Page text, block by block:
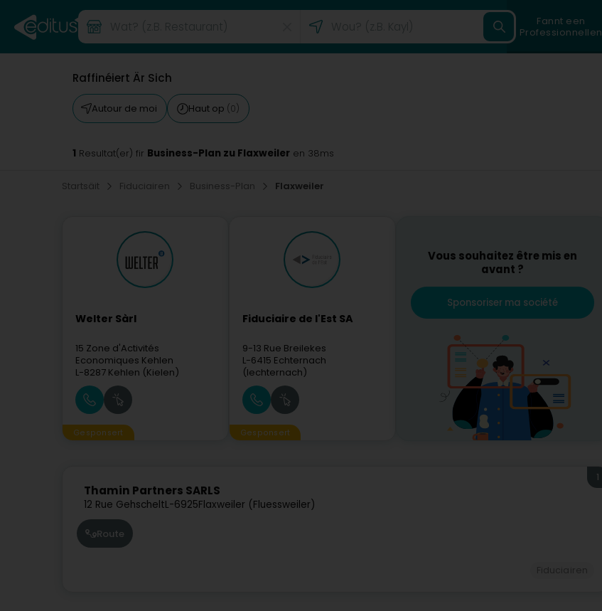
Fannt een
Professionnellen
Raffinéiert Är Sich
Autour de moi Haut op (0)
1 Resultat(er) fir Business-Plan zu Flaxweiler en 38ms
Startsäit Fiduciairen Business-Plan Flaxweiler
Welter Sàrl
15 Zone d'Activités
Economiques Kehlen
L-8287 Kehlen (Kielen)
Gesponsert
Fiduciaire de l'Est SA
9-13 Rue Breilekes
L-6415 Echternach
(Iechternach)
Gesponsert
Vous souhaitez être mis en
avant ?
Sponsoriser ma société
Thamin Partners SARLS
12 Rue GehscheltL-6925Flaxweiler (Fluessweiler)
1
Route